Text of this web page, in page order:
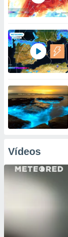
Vídeos